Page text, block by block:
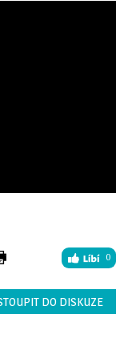
0
DO DISKUZE